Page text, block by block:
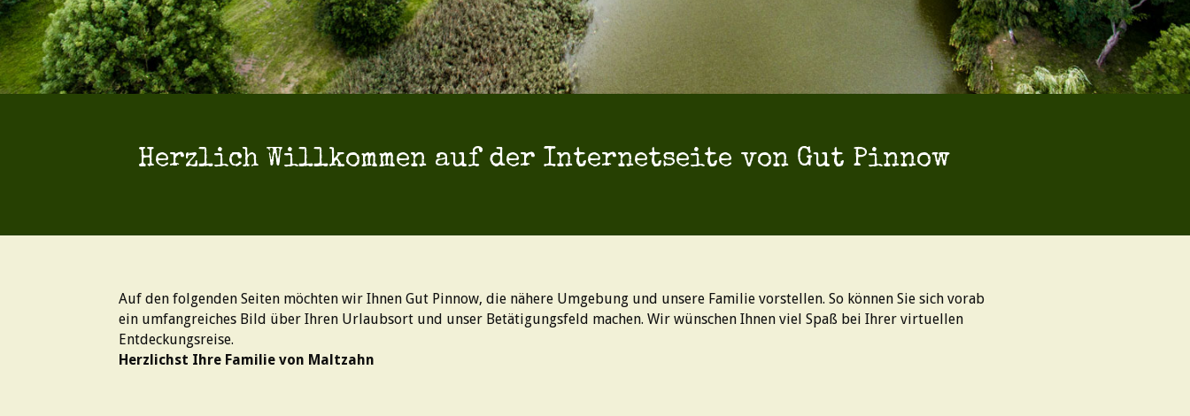
Herzlich Willkommen auf der Internetseite von Gut Pinnow
Auf den folgenden Seiten möchten wir Ihnen Gut Pinnow, die nähere Umgebung und unsere Familie vorstellen. So können Sie sich vorab
ein umfangreiches Bild über Ihren Urlaubsort und unser Betätigungsfeld machen. Wir wünschen Ihnen viel Spaß bei Ihrer virtuellen
Entdeckungsreise.
Herzlichst Ihre Familie von Maltzahn